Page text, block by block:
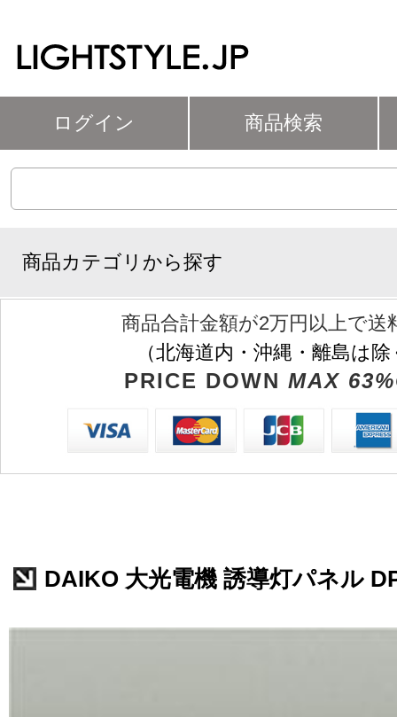
ログイン 商品検索
商品カテゴリから探す
商品合計金額が2万円以上で送
（北海道内・沖縄・離島は
PRICE DOWN MAX
DAIKO 大光電機 誘導灯パネル